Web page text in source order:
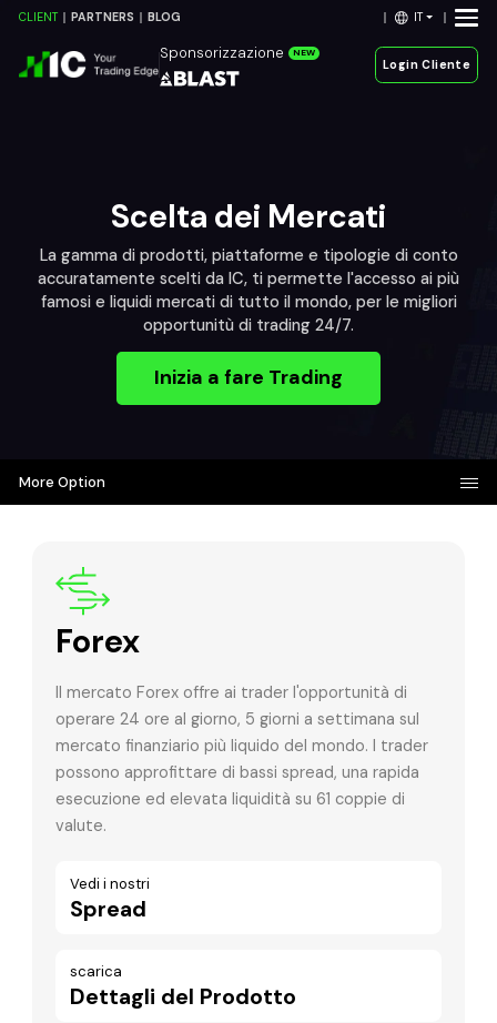
CLIENT PARTNERS BLOG IT
Sponsorizzazione NEW
Login Cliente
Scelta dei Mercati
La gamma di prodotti, piattaforme e tipologie di conto
accuratamente scelti da IC, ti permette l'accesso ai più
famosi e liquidi mercati di tutto il mondo, per le migliori
opportunitù di trading 24/7.
Inizia a fare Trading
More Option
Forex
Il mercato Forex offre ai trader l'opportunità di
operare 24 ore al giorno, 5 giorni a settimana sul
mercato finanziario più liquido del mondo. I trader
possono approfittare di bassi spread, una rapida
esecuzione ed elevata liquidità su 61 coppie di
valute.
Vedi i nostri
Spread
scarica
Dettagli del Prodotto